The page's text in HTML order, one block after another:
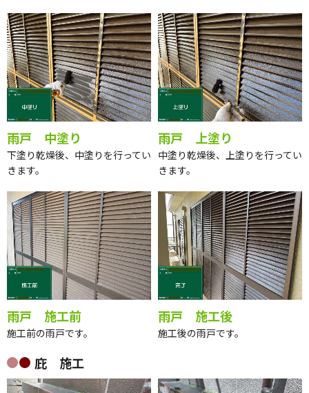
雨戸 中塗り
下塗り乾燥後、中塗りを行ってい
きます。
雨戸 上塗り
中塗り乾燥後、上塗りを行ってい
きます。
雨戸 施工前
施工前の雨戸です。
雨戸 施工後
施工後の雨戸です。
庇 施工